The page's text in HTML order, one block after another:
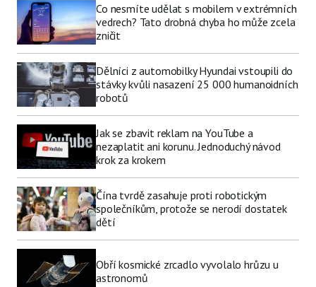
Co nesmíte udělat s mobilem v extrémních
vedrech? Tato drobná chyba ho může zcela
zničit
Dělníci z automobilky Hyundai vstoupili do
stávky kvůli nasazení 25 000 humanoidních
robotů
Jak se zbavit reklam na YouTube a
nezaplatit ani korunu. Jednoduchý návod
krok za krokem
Čína tvrdě zasahuje proti robotickým
společníkům, protože se nerodí dostatek
dětí
Obří kosmické zrcadlo vyvolalo hrůzu u
astronomů